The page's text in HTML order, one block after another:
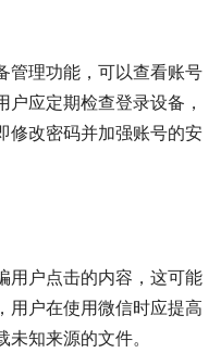
管理功能，可以查看账号
应定期检查登录设备，
修改密码并加强账号的安
用户点击的内容，这可能
用户在使用微信时应提高
知来源的文件。